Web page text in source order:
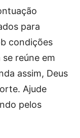
para
condições
reúne em
assim, Deus
Ajude
pelos